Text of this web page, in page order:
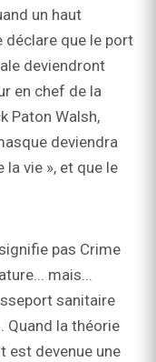
un haut
déclare que le port
deviendront
en chef de la
Paton Walsh,
deviendra
la vie », et que le
pas Crime
mais...
sanitaire
Quand la théorie
est devenue une